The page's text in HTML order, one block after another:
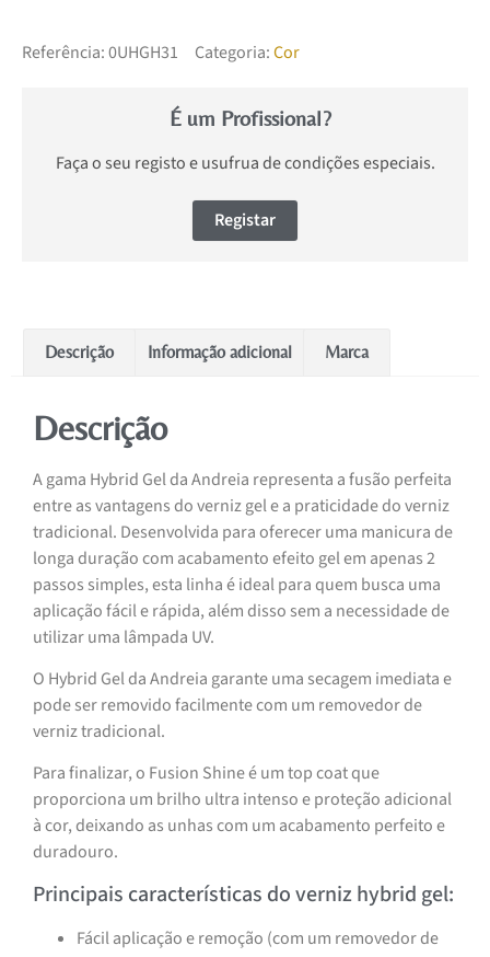
Referência:0UHGH31 Categoria:Cor
É um Profissional?
Faça o seu registo e usufrua de condições especiais.
Registar
Descrição Informação adicional Marca
Descrição
A gama Hybrid Gel da Andreia representa a fusão perfeita
entre as vantagens do verniz gel e a praticidade do verniz
tradicional. Desenvolvida para oferecer uma manicura de
longa duração com acabamento efeito gel em apenas 2
passos simples, esta linha é ideal para quem busca uma
aplicação fácil e rápida, além disso sem a necessidade de
utilizar uma lâmpada UV.
O Hybrid Gel da Andreia garante uma secagem imediata e
pode ser removido facilmente com um removedor de
verniz tradicional.
Para finalizar, o Fusion Shine é um top coat que
proporciona um brilho ultra intenso e proteção adicional
à cor, deixando as unhas com um acabamento perfeito e
duradouro.
Principais características do verniz hybrid gel:
Fácil aplicação e remoção (com um removedor de